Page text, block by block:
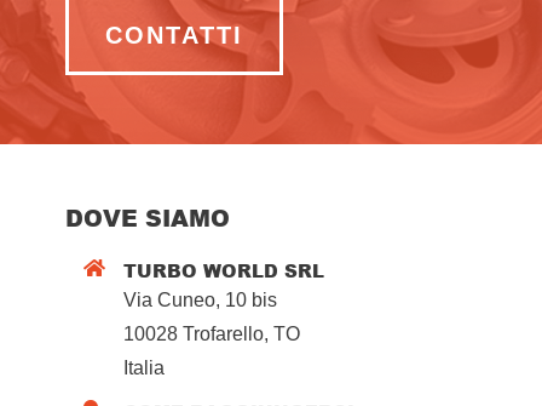
CONTATTI
DOVE SIAMO
 TURBO WORLD SRL
Via Cuneo, 10 bis
10028 Trofarello, TO
Italia